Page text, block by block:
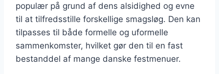
populær på grund af dens alsidighed og evne
til at tilfredsstille forskellige smagsløg. Den kan
tilpasses til både formelle og uformelle
sammenkomster, hvilket gør den til en fast
bestanddel af mange danske festmenuer.